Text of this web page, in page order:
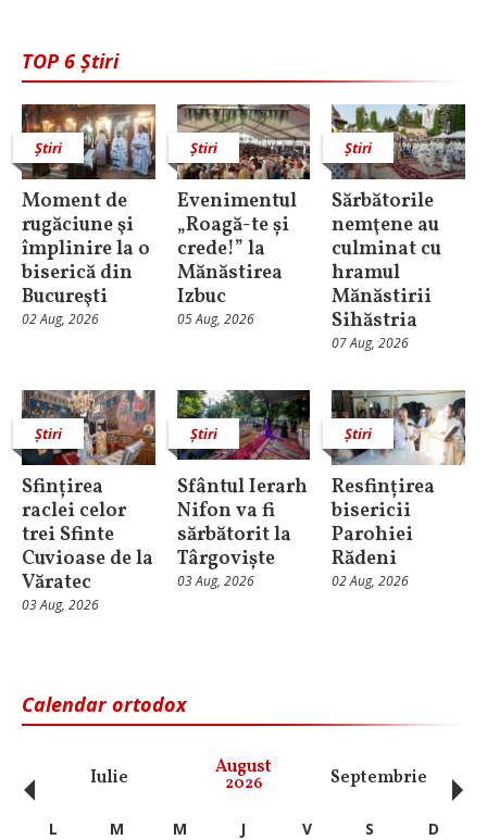
TOP 6 Știri
Știri
Moment de
rugăciune şi
împlinire la o
biserică din
Bucureşti
02 Aug, 2026
Știri
Evenimentul
„Roagă-te și
crede!” la
Mănăstirea
Izbuc
05 Aug, 2026
Știri
Sărbătorile
nemţene au
culminat cu
hramul
Mănăstirii
Sihăstria
07 Aug, 2026
Știri
Sfințirea
raclei celor
trei Sfinte
Cuvioase de la
Văratec
03 Aug, 2026
Știri
Sfântul Ierarh
Nifon va fi
sărbătorit la
Târgoviște
03 Aug, 2026
Știri
Resfințirea
bisericii
Parohiei
Rădeni
02 Aug, 2026
Calendar ortodox
Iulie August
2026 Septembrie
‹ L M M J V S
D